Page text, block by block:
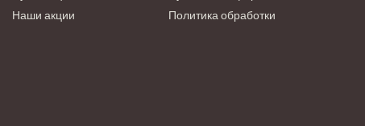
Наши акции
Политика обработки